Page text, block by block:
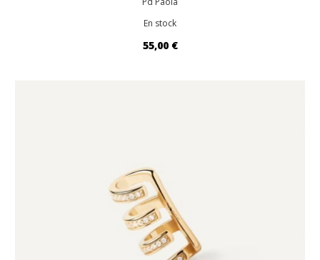
En stock
55,00 €